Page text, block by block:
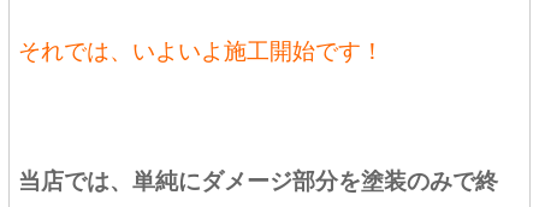
それでは、いよいよ施工開始です！
当店では、単純にダメージ部分を塗装のみで終